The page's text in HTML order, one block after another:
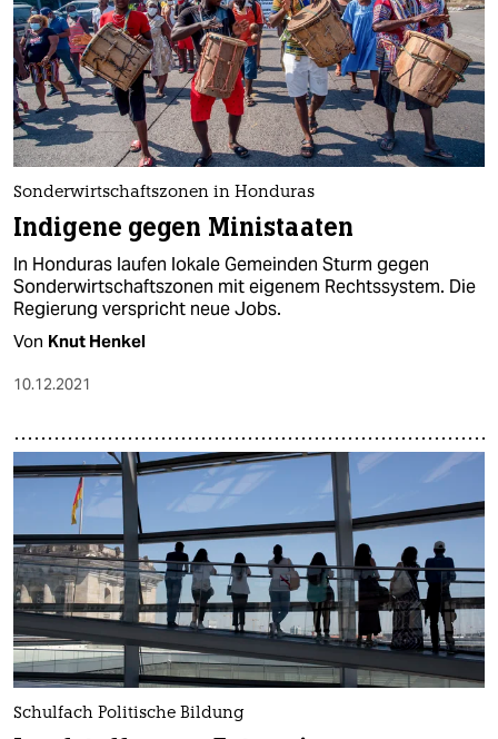
Sonderwirtschaftszonen in Honduras
Indigene gegen Ministaaten
In Honduras laufen lokale Gemeinden Sturm gegen
Sonderwirtschaftszonen mit eigenem Rechtssystem. Die
Regierung verspricht neue Jobs.
Von Knut Henkel
10.12.2021
Schulfach Politische Bildung